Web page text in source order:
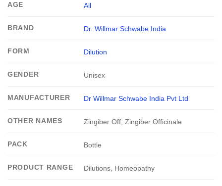
AGE All
BRAND Dr. Willmar Schwabe India
FORM Dilution
GENDER Unisex
MANUFACTURER Dr Willmar Schwabe India Pvt Ltd
OTHER NAMES Zingiber Off, Zingiber Officinale
PACK Bottle
PRODUCT RANGE Dilutions, Homeopathy